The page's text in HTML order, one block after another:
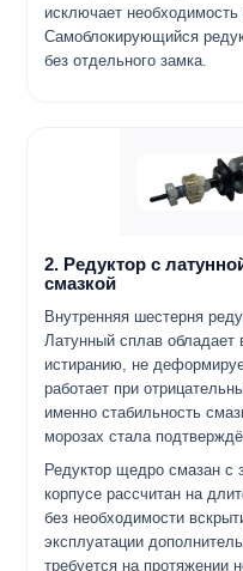
исключает
Самоблокирующийся
без отдельного замка.
2. Редуктор с
смазкой
Внутренняя шестерня
Латунный сплав обладает
истиранию, не
работает при
именно стабильность
морозах стала
Редуктор щедро смазан с
корпусе рассчитан на
без необходимости
эксплуатации
требуется на протяжении